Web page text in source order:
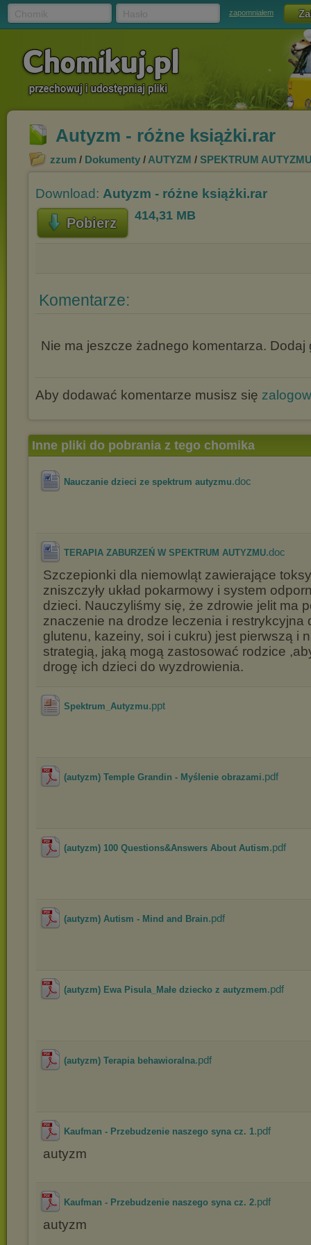
zapomniałem
Autyzm - różne książki.rar
zzum / Dokumenty / AUTYZM / SPEKTRUM
Download: Autyzm - różne książki.rar
Pobierz 414,31 MB
Komentarze:
Nie ma jeszcze żadnego komentarza. Dodaj
Aby dodawać komentarze musisz się
Inne pliki do pobrania z tego chomika
Nauczanie dzieci ze spektrum autyzmu.doc
TERAPIA ZABURZEŃ W SPEKTRUM AUTYZMU.doc
Szczepionki dla niemowląt zawierające
zniszczyły układ pokarmowy i system
dzieci. Nauczyliśmy się, że zdrowie jelit ma
znaczenie na drodze leczenia i restrykcyjna
glutenu, kazeiny, soi i cukru) jest pierwszą i
strategią, jaką mogą zastosować rodzice
drogę ich dzieci do wyzdrowienia.
Spektrum_Autyzmu.ppt
(autyzm) Temple Grandin - Myślenie obrazami.pdf
(autyzm) 100 Questions&Answers About Autism.pdf
(autyzm) Autism - Mind and Brain.pdf
(autyzm) Ewa Pisula_Małe dziecko z autyzmem.pdf
(autyzm) Terapia behawioralna.pdf
Kaufman - Przebudzenie naszego syna cz. 1.pdf
autyzm
Kaufman - Przebudzenie naszego syna cz. 2.pdf
autyzm